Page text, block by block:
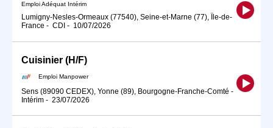
Emploi Adéquat Intérim
Lumigny-Nesles-Ormeaux (77540), Seine-et-Marne (77), Île-de-
France - CDI - 10/07/2026
Cuisinier (H/F)
Emploi Manpower
Sens (89090 CEDEX), Yonne (89), Bourgogne-Franche-Comté -
Intérim - 23/07/2026